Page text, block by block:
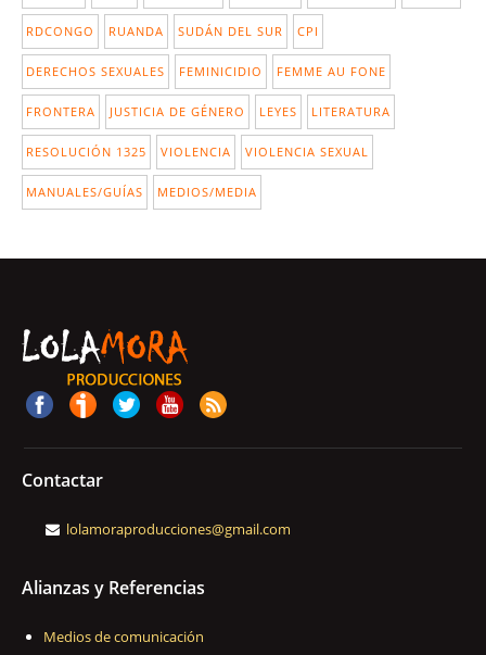
RDCONGO RUANDA SUDÁN DEL SUR CPI
DERECHOS SEXUALES FEMINICIDIO FEMME AU FONE
FRONTERA JUSTICIA DE GÉNERO LEYES LITERATURA
RESOLUCIÓN 1325 VIOLENCIA VIOLENCIA SEXUAL
MANUALES/GUÍAS MEDIOS/MEDIA
Contactar
lolamoraproducciones@gmail.com
Alianzas y Referencias
Medios de comunicación